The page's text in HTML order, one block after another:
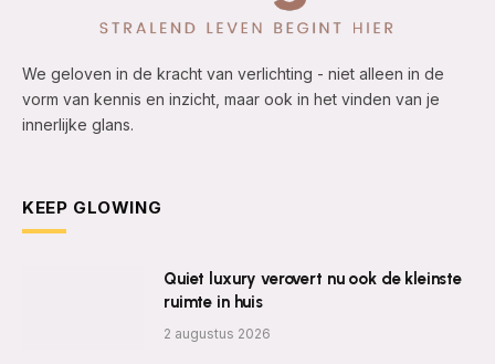
We geloven in de kracht van verlichting - niet alleen in de
vorm van kennis en inzicht, maar ook in het vinden van je
innerlijke glans.
KEEP GLOWING
Quiet luxury verovert nu ook de kleinste
ruimte in huis
2 augustus 2026